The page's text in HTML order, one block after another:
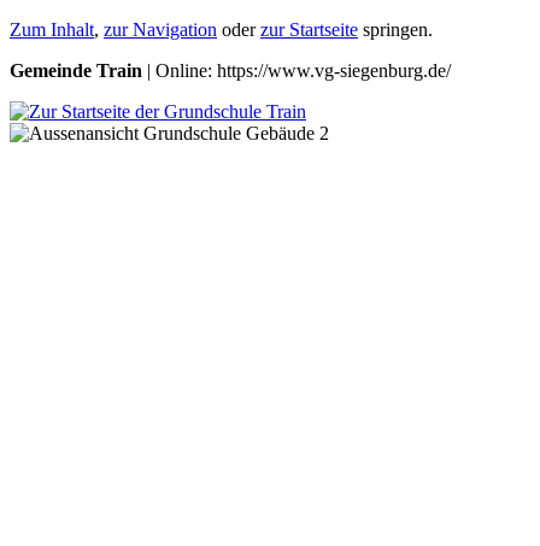
Zum Inhalt, zur Navigation oderzur Startseite springen.
Gemeinde Train | Online: https://www.vg-siegenburg.de/